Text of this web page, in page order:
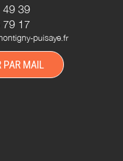
49 39
79 17
puisaye.fr
PAR MAIL